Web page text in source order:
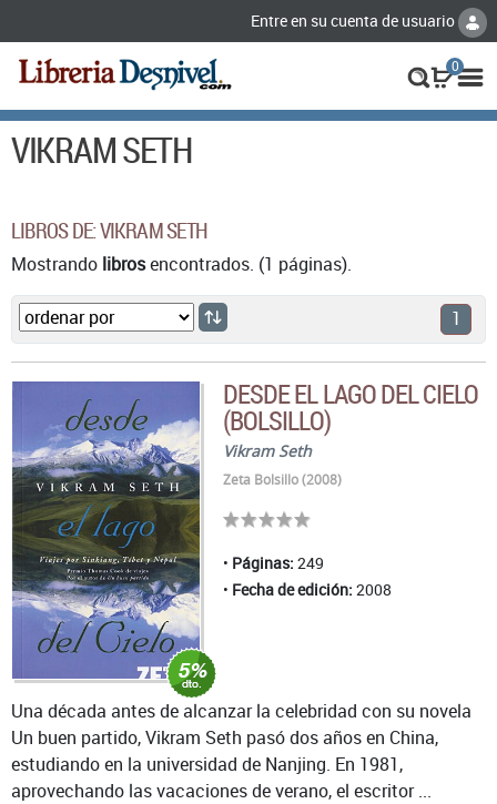
Entre en su cuenta de usuario
0
VIKRAM SETH
LIBROS DE: VIKRAM SETH
Mostrando librosencontrados. (1 páginas).
1
DESDE EL LAGO DEL CIELO
(BOLSILLO)
Vikram Seth
Zeta Bolsillo (2008)
Páginas: 249
Fecha de edición: 2008
Una década antes de alcanzar la celebridad con su novela
Un buen partido, Vikram Seth pasó dos años en China,
estudiando en la universidad de Nanjing. En 1981,
aprovechando las vacaciones de verano, el escritor ...